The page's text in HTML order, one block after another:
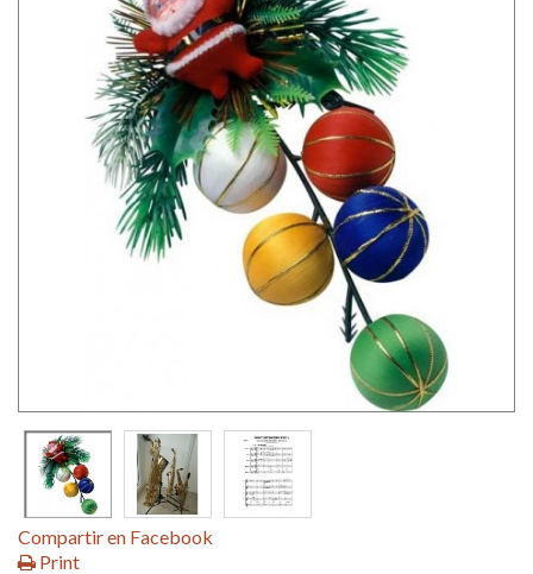
Compartir en Facebook
Print